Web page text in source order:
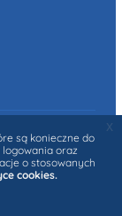
są konieczne do
logowania oraz
o stosowanych
cookies.
x
danych
graficzny